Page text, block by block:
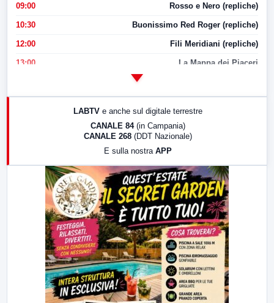
09:00 Rosso e Nero (repliche)
10:30 Buonissimo Red Roger (repliche)
12:00 Fili Meridiani (repliche)
13:00 La Mappa dei Piaceri
17:00 LabNews (replica)
LabNews (replica)
LABTV e anche sul digitale terrestre
CANALE 84 (in Campania)
CANALE 268 (DDT Nazionale)
E sulla nostra APP